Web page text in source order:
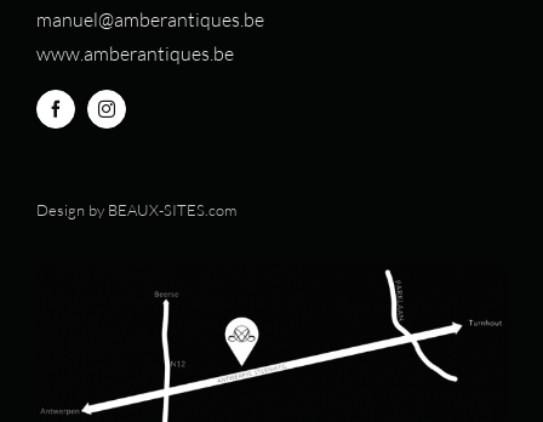
manuel@amberantiques.be
www.amberantiques.be
Design by BEAUX-SITES.com